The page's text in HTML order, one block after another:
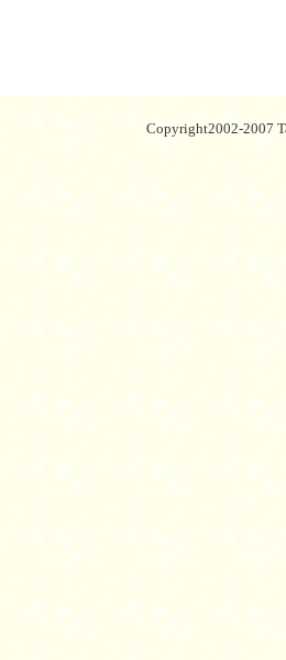
Copyright2002-2007